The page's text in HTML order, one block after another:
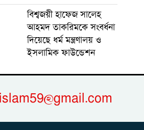
বিশ্বজয়ী হাফেজ সালেহ
আহমদ তাকরিমকে সংবর্ধনা
দিয়েছে ধর্ম মন্ত্রণালয় ও
ইসলামিক ফাউন্ডেশন